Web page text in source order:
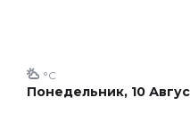
Понедельник, 10
°C